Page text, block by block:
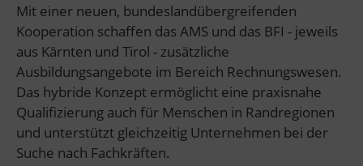
Mit einer neuen, bundeslandübergreifenden
Kooperation schaffen das AMS und das BFI - jeweils
aus Kärnten und Tirol - zusätzliche
Ausbildungsangebote im Bereich Rechnungswesen.
Das hybride Konzept ermöglicht eine praxisnahe
Qualifizierung auch für Menschen in Randregionen
und unterstützt gleichzeitig Unternehmen bei der
Suche nach Fachkräften.